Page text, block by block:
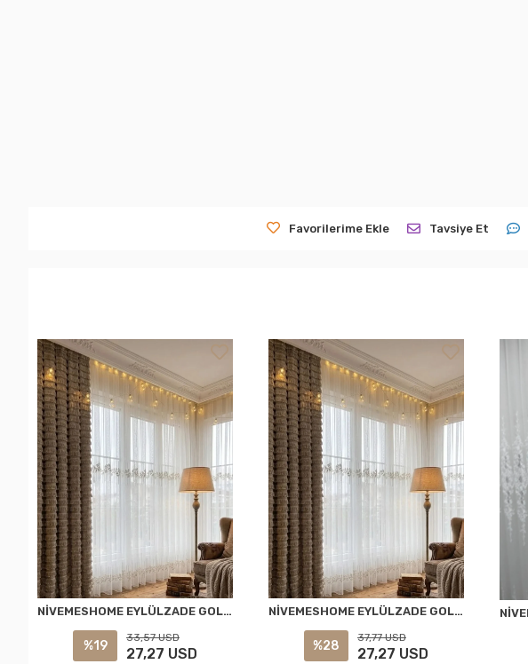
Favorilerime Ekle Tavsiye Et
NİVEMESHOME EYLÜLZADE GOLD DETAY 1/2,5 PİLELİ TÜL PERDE APM
%19
33,57 USD
27,27 USD
NİVEMESHOME EYLÜLZADE GOLD DETAY 1/3 PİLELİ TÜL PERDE APM
%28
37,77 USD
27,27 USD